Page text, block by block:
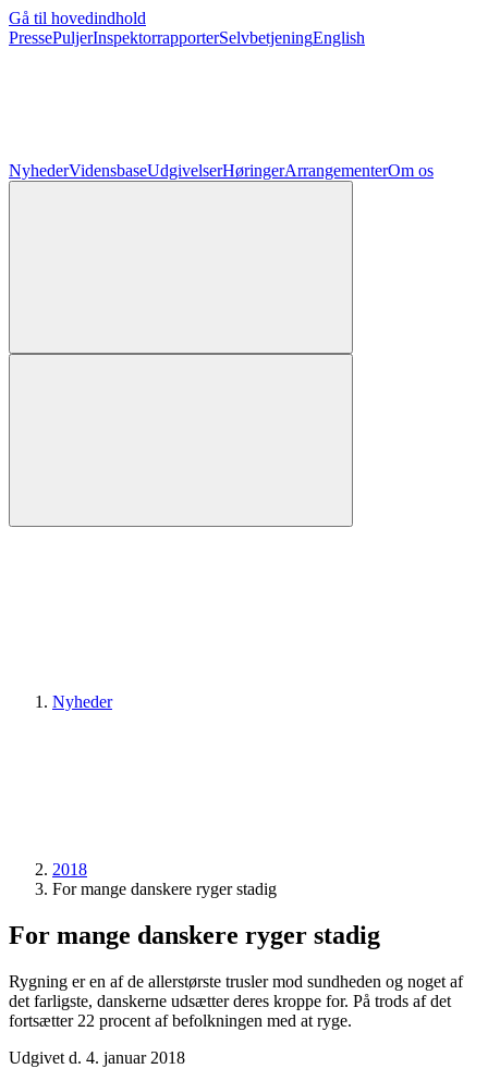
Gå til hovedindhold
PressePuljerInspektorrapporterSelvbetjeningEnglish
NyhederVidensbaseUdgivelserHøringerArrangementerOm os
Nyheder
2018
For mange danskere ryger stadig
For mange danskere ryger stadig
Rygning er en af de allerstørste trusler mod sundheden og noget af
det farligste, danskerne udsætter deres kroppe for. På trods af det
fortsætter 22 procent af befolkningen med at ryge.
Udgivet d. 4. januar 2018